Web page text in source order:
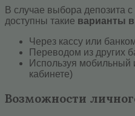
В случае выбора депозита
доступны такие варианты
Через кассу или
Переводом из других
Используя мобильный
кабинете)
Возможности